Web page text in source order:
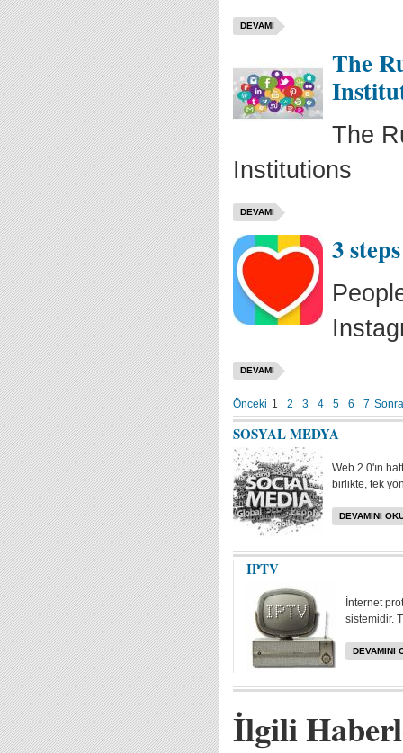
DEVAMI
The
The
Institutions
DEVAMI
3
DEVAMI
Önceki 1 2 3 4 5 6 7
SOSYAL MEDYA
Web 2.0'ın
birlikte, tek
DEVAMINI
IPTV
İnternet
sistemidir.
DEVAMINI
İlgili